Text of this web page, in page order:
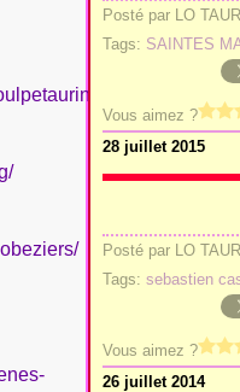
Posté par LO
Tags: SAINTES
Vous aimez ?
28 juillet 2015
Posté par LO
Tags: sebastien
Vous aimez ?
26 juillet 2014